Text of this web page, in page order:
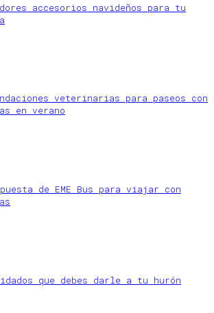
accesorios navideños para tu
veterinarias para paseos con
en verano
de EME Bus para viajar con
que debes darle a tu hurón